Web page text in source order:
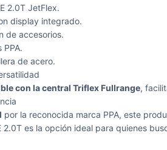
2.0T JetFlex.
display integrado.
de accesorios.
PPA.
de acero.
con la central Triflex Fullrange,
por la reconocida marca PPA, este
2.0T es la opción ideal para quienes